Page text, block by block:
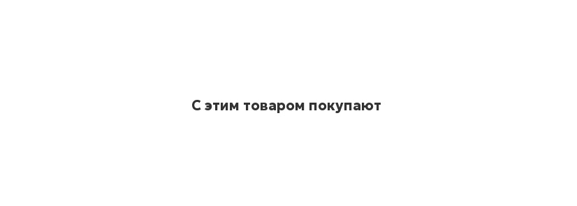
С этим товаром покупают